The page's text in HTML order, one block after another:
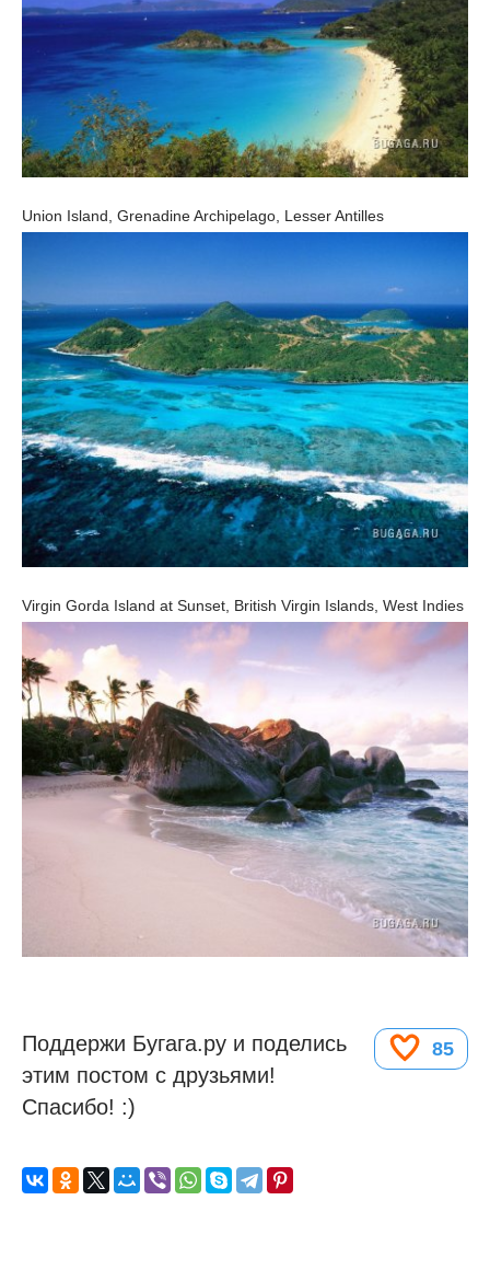
Union Island, Grenadine Archipelago, Lesser Antilles
Virgin Gorda Island at Sunset, British Virgin Islands, West Indies
85
Поддержи Бугага.ру и поделись
этим постом с друзьями!
Спасибо! :)